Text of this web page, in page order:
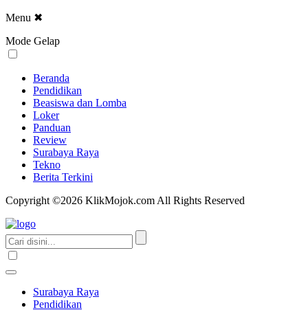
Menu ✖
Mode Gelap
Beranda
Pendidikan
Beasiswa dan Lomba
Loker
Panduan
Review
Surabaya Raya
Tekno
Berita Terkini
Copyright ©2026 KlikMojok.com All Rights Reserved
Surabaya Raya
Pendidikan